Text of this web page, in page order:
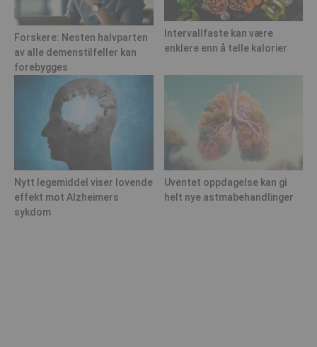
Forskere: Nesten halvparten
av alle demenstilfeller kan
forebygges
Intervallfaste kan være
enklere enn å telle kalorier
Nytt legemiddel viser lovende
effekt mot Alzheimers
sykdom
Uventet oppdagelse kan gi
helt nye astmabehandlinger